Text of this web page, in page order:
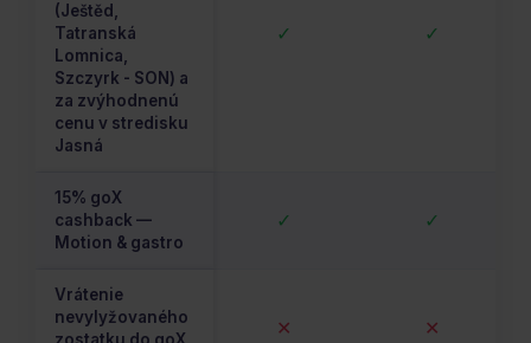
(Ještěd,
Tatranská
Lomnica,
Szczyrk - SON) a
za zvýhodnenú
cenu v stredisku
Jasná
✓ ✓
15% goX
cashback —
Motion & gastro
✓ ✓
Vrátenie
nevylyžovaného
✕ ✕